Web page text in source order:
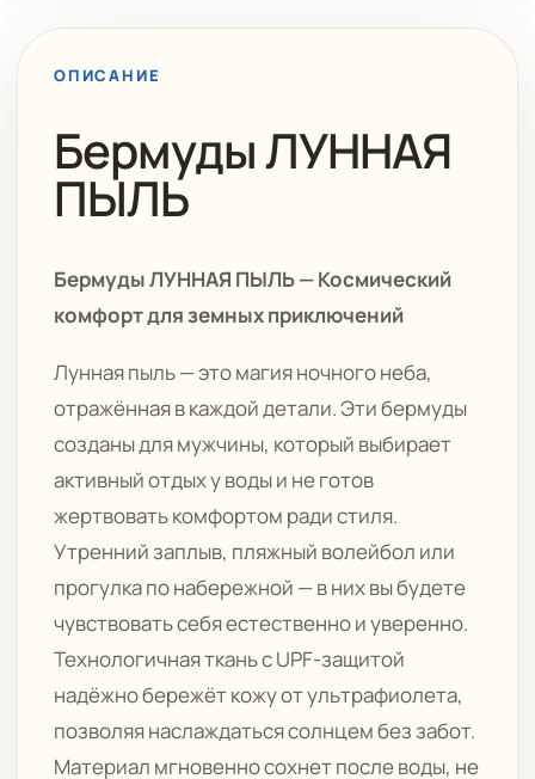
ОПИСАНИЕ
Бермуды ЛУННАЯ
ПЫЛЬ
Бермуды ЛУННАЯ ПЫЛЬ — Космический
комфорт для земных приключений
Лунная пыль — это магия ночного неба,
отражённая в каждой детали. Эти бермуды
созданы для мужчины, который выбирает
активный отдых у воды и не готов
жертвовать комфортом ради стиля.
Утренний заплыв, пляжный волейбол или
прогулка по набережной — в них вы будете
чувствовать себя естественно и уверенно.
Технологичная ткань с UPF-защитой
надёжно бережёт кожу от ультрафиолета,
позволяя наслаждаться солнцем без забот.
Материал мгновенно сохнет после воды, не